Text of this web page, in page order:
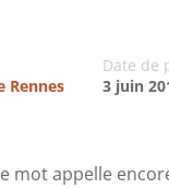
Rennes
Date de
3 juin
mot appelle